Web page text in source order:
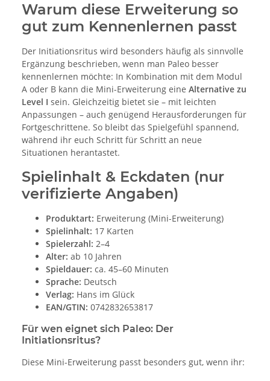
Warum diese Erweiterung so
gut zum Kennenlernen passt
Der Initiationsritus wird besonders häufig als sinnvolle
Ergänzung beschrieben, wenn man Paleo besser
kennenlernen möchte: In Kombination mit dem Modul
A oder B kann die Mini-Erweiterung eine Alternative zu
Level I sein. Gleichzeitig bietet sie – mit leichten
Anpassungen – auch genügend Herausforderungen für
Fortgeschrittene. So bleibt das Spielgefühl spannend,
während ihr euch Schritt für Schritt an neue
Situationen herantastet.
Spielinhalt & Eckdaten (nur
verifizierte Angaben)
Produktart: Erweiterung (Mini-Erweiterung)
Spielinhalt: 17 Karten
Spielerzahl: 2–4
Alter: ab 10 Jahren
Spieldauer: ca. 45–60 Minuten
Sprache: Deutsch
Verlag: Hans im Glück
EAN/GTIN: 0742832653817
Für wen eignet sich Paleo: Der
Initiationsritus?
Diese Mini-Erweiterung passt besonders gut, wenn ihr: